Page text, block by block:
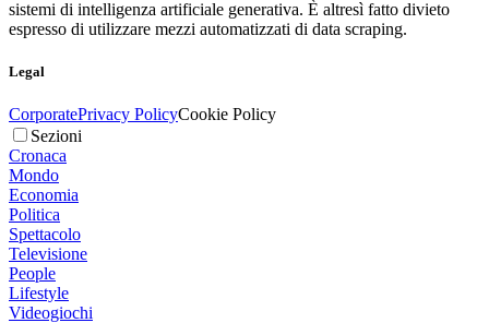
sistemi di intelligenza artificiale generativa. È altresì fatto divieto
espresso di utilizzare mezzi automatizzati di data scraping.
Legal
CorporatePrivacy PolicyCookie Policy
Sezioni
Cronaca
Mondo
Economia
Politica
Spettacolo
Televisione
People
Lifestyle
Videogiochi